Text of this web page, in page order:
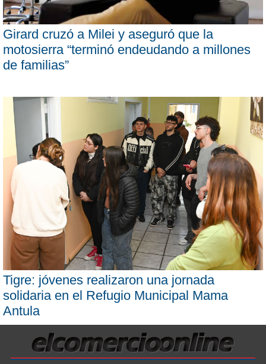
Girard cruzó a Milei y aseguró que la
motosierra “terminó endeudando a millones
de familias”
Tigre: jóvenes realizaron una jornada
solidaria en el Refugio Municipal Mama
Antula